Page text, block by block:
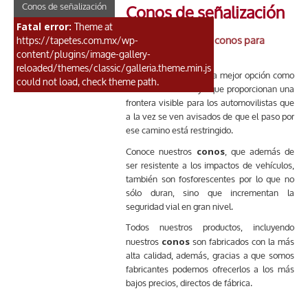
Conos de señalización
Fatal error: Theme at
https://tapetes.com.mx/wp-
content/plugins/image-gallery-
reloaded/themes/classic/galleria.theme.min.js
could not load, check theme path.
Conos de señalización
Aplicaciones de los conos para
señalización vial
Nuestrosconosson la mejor opción como
señalamiento vial ya que proporcionan una
frontera visible para los automovilistas que
a la vez se ven avisados de que el paso por
ese camino está restringido.
Conoce nuestros conos, que además de
ser resistente a los impactos de vehículos,
también son fosforescentes por lo que no
sólo duran, sino que incrementan la
seguridad vial en gran nivel.
Todos nuestros productos, incluyendo
nuestros conos son fabricados con la más
alta calidad, además, gracias a que somos
fabricantes podemos ofrecerlos a los más
bajos precios, directos de fábrica.